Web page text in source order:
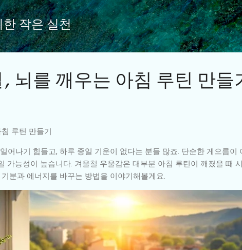
기본 콘텐츠로 건너뛰기
작은 실천
뇌를 깨우는 아침 루틴 만들
루틴 만들기
어나기 힘들고, 하루 종일 기운이 없다는 분들 많죠. 단순한 게으름이
가능성이 높습니다. 겨울철 우울감은 대부분 아침 루틴이 깨졌을 때
분과 에너지를 바꾸는 방법을 이야기해볼게요.